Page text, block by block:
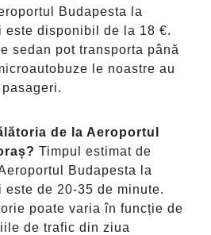
Budapesta la
este disponibil de la 18 €.
sedan pot transporta până
le noastre au
de la Aeroportul
Timpul estimat de
Budapesta la
de 20-35 de minute.
poate varia în funcție de
de trafic din ziua